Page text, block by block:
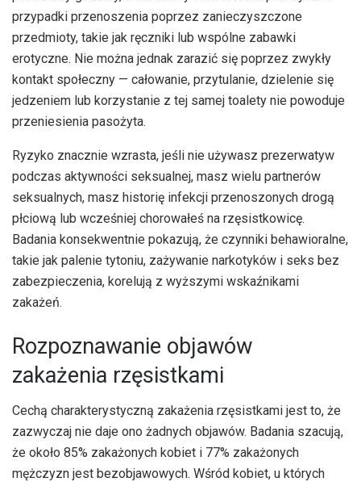
przypadki przenoszenia poprzez zanieczyszczone
przedmioty, takie jak ręczniki lub wspólne zabawki
erotyczne. Nie można jednak zarazić się poprzez zwykły
kontakt społeczny — całowanie, przytulanie, dzielenie się
jedzeniem lub korzystanie z tej samej toalety nie powoduje
przeniesienia pasożyta.
Ryzyko znacznie wzrasta, jeśli nie używasz prezerwatyw
podczas aktywności seksualnej, masz wielu partnerów
seksualnych, masz historię infekcji przenoszonych drogą
płciową lub wcześniej chorowałeś na rzęsistkowicę.
Badania konsekwentnie pokazują, że czynniki behawioralne,
takie jak palenie tytoniu, zażywanie narkotyków i seks bez
zabezpieczenia, korelują z wyższymi wskaźnikami
zakażeń.
Rozpoznawanie objawów
zakażenia rzęsistkami
Cechą charakterystyczną zakażenia rzęsistkami jest to, że
zazwyczaj nie daje ono żadnych objawów. Badania szacują,
że około 85% zakażonych kobiet i 77% zakażonych
mężczyzn jest bezobjawowych. Wśród kobiet, u których